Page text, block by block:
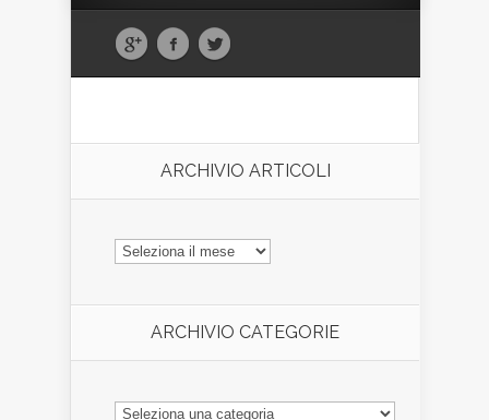
ARCHIVIO ARTICOLI
ARCHIVIO
ARTICOLI
ARCHIVIO CATEGORIE
ARCHIVIO